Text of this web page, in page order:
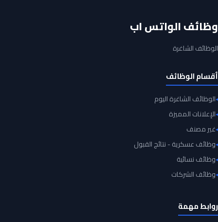
وظائف الواتس اب
الوظائف الشاغرة
أقسام الوظائف
الوظائف الشاغرة اليوم
الإعلانات المميزة
غير مصنف
وظائف عسكرية - نتائج القبول
وظائف نسائية
وظائف الشركات
روابط مهمة